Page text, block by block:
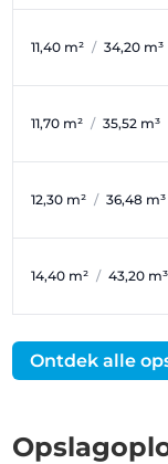
11,40 m² / 34,20 m³
11,70 m² / 35,52 m³
12,30 m² / 36,48 m³
14,40 m² / 43,20 m³
Ontdek alle